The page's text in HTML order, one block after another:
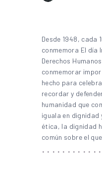
Desde 1948, cada
conmemora El día
Derechos
conmemorar
hecho para
recordar y
humanidad que
iguala en dignidad
ética, la dignidad
común sobre el